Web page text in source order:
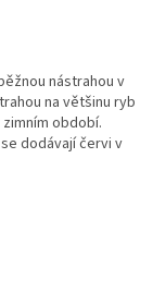
nástrahou v
na většinu ryb
období.
dodávají červi v